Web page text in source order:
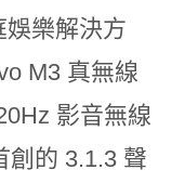
娛樂解決方
M3 真無線
影音無線
創的 3.1.3 聲